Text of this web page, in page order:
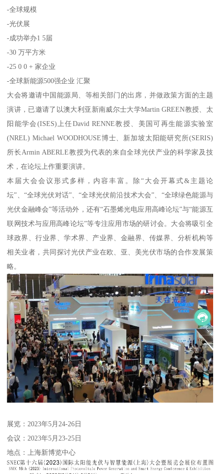
-全球规模
-光伏展
-成功举办1 5届
-30 万平方米
-25 0 0 + 家企业
-全球新能源500强企业 汇聚
大会将邀请中国能源局、等相关部门的出席，并做政策方面的主题
演讲，已邀请了以澳大利亚新南威尔士大学Martin GREEN教授、太
阳能学会(ISES)上任David RENNE教授、美国可再生能源实验室
(NREL) Michael WOODHOUSE博士、新加坡太阳能研究所(SERIS)
所长Armin ABERLE教授为代表的来自全球光伏产业的科学家及技
术，在论坛上作重要演讲。
本届大会会议形式多样，内容丰富。除“大会开幕式&主题论
坛”、“全球光伏对话”、“全球光伏前沿技术大会”、“全球绿色能源与
光伏金融峰会”等活动外，还有“石墨烯光电应用高峰论坛”与“能源互
联网技术与应用高峰论坛”等专注应用市场的研讨会。大会将吸引全
球政界、行业界、学术界、产业界、金融界、传媒界、分析机构等
相关业者，共同探讨光伏产业在欧、亚、美光伏市场的合作发展策
略。
展览：2023年5月24-26日
会议：2023年5月23-25日
地点：上海新博览中心